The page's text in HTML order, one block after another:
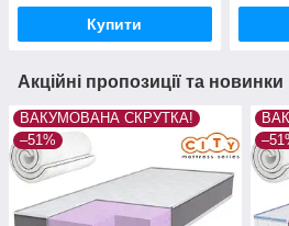
Купити
Акційні пропозиції та новинки
ВАКУМОВАНА СКРУТКА!
–51%